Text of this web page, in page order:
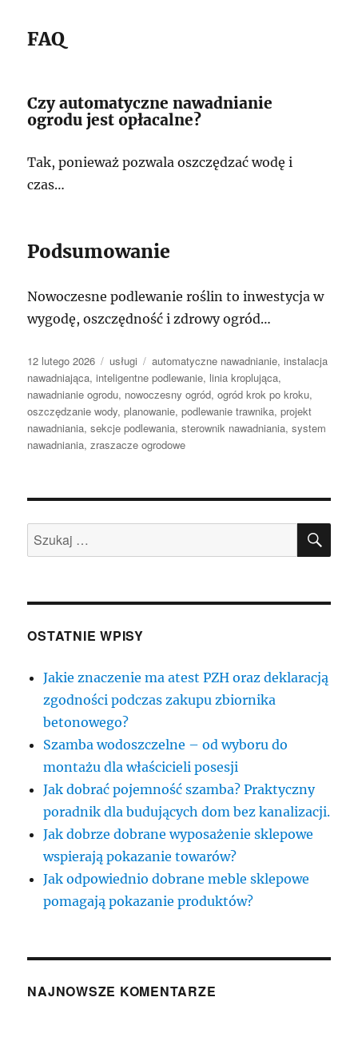
FAQ
Czy automatyczne nawadnianie
ogrodu jest opłacalne?
Tak, ponieważ pozwala oszczędzać wodę i
czas…
Podsumowanie
Nowoczesne podlewanie roślin to inwestycja w
wygodę, oszczędność i zdrowy ogród…
Data
publikacji
12 lutego 2026 Kategorie
usługi Tagi
automatyczne nawadnianie,instalacja
nawadniająca,inteligentne podlewanie, linia kroplująca,
nawadnianie ogrodu, nowoczesny ogród,ogród krok po kroku,
oszczędzanie wody,planowanie,podlewanie trawnika,projekt
nawadniania,sekcje podlewania,sterownik nawadniania,system
nawadniania,zraszacze ogrodowe
Szukaj:
OSTATNIE WPISY
Jakie znaczenie ma atest PZH oraz deklaracją
zgodności podczas zakupu zbiornika
betonowego?
Szamba wodoszczelne – od wyboru do
montażu dla właścicieli posesji
Jak dobrać pojemność szamba? Praktyczny
poradnik dla budujących dom bez kanalizacji.
Jak dobrze dobrane wyposażenie sklepowe
wspierają pokazanie towarów?
Jak odpowiednio dobrane meble sklepowe
pomagają pokazanie produktów?
NAJNOWSZE KOMENTARZE